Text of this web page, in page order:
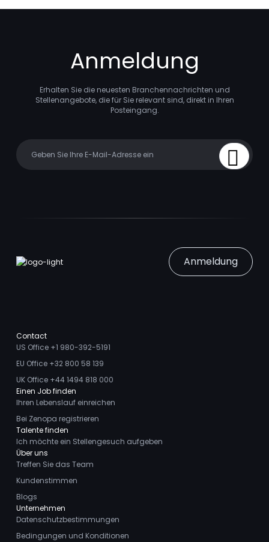
Anmeldung
Erhalten Sie die neuesten Branchennachrichten und
Stellenangebote, die für Sie relevant sind, direkt in Ihren
Posteingang.
Sign Up
Anmeldung
Contact
US Office +1 980-392-5191
EU Office +32 800 58 139
UK Office +44 1494 818 000
Einen Job finden
Ihren Lebenslauf einreichen
Bei Zenopa registrieren
Talente finden
Ich möchte ein Stellengesuch aufgeben
Über uns
Treffen Sie das Team
Kundenstimmen
Blogs
Unternehmen
Datenschutzbestimmungen
Bedingungen und Konditionen